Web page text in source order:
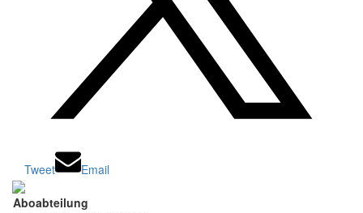
Tweet Email
Aboabteilung